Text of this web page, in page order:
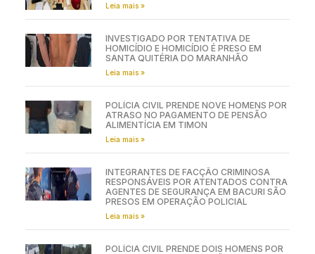
Leia mais »
INVESTIGADO POR TENTATIVA DE
HOMICÍDIO E HOMICÍDIO É PRESO EM
SANTA QUITÉRIA DO MARANHÃO
Leia mais »
POLÍCIA CIVIL PRENDE NOVE HOMENS POR
ATRASO NO PAGAMENTO DE PENSÃO
ALIMENTÍCIA EM TIMON
Leia mais »
INTEGRANTES DE FACÇÃO CRIMINOSA
RESPONSÁVEIS POR ATENTADOS CONTRA
AGENTES DE SEGURANÇA EM BACURI SÃO
PRESOS EM OPERAÇÃO POLICIAL
Leia mais »
POLÍCIA CIVIL PRENDE DOIS HOMENS POR